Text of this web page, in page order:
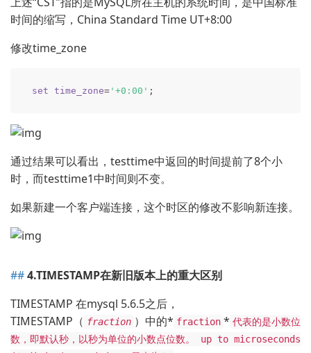
时间的缩写，China Standard Time UT+8:00
修改time_zone
set time_zone='+0:00'
通过结果可以看出，testtime中返回的时间提前了8个小
时，而testtime1中时间则不变。
如果新建一个客户端连接，这个时区的修改不影响新连接。
4.TIMESTAMP在新旧版本上的重大区别
TIMESTAMP 在mysql 5.6.5之后，
TIMESTAMP（ fraction ）中的* fraction * 代表的是小数位
数，即默认秒，以秒为单位的小数点位数。 up to microseconds